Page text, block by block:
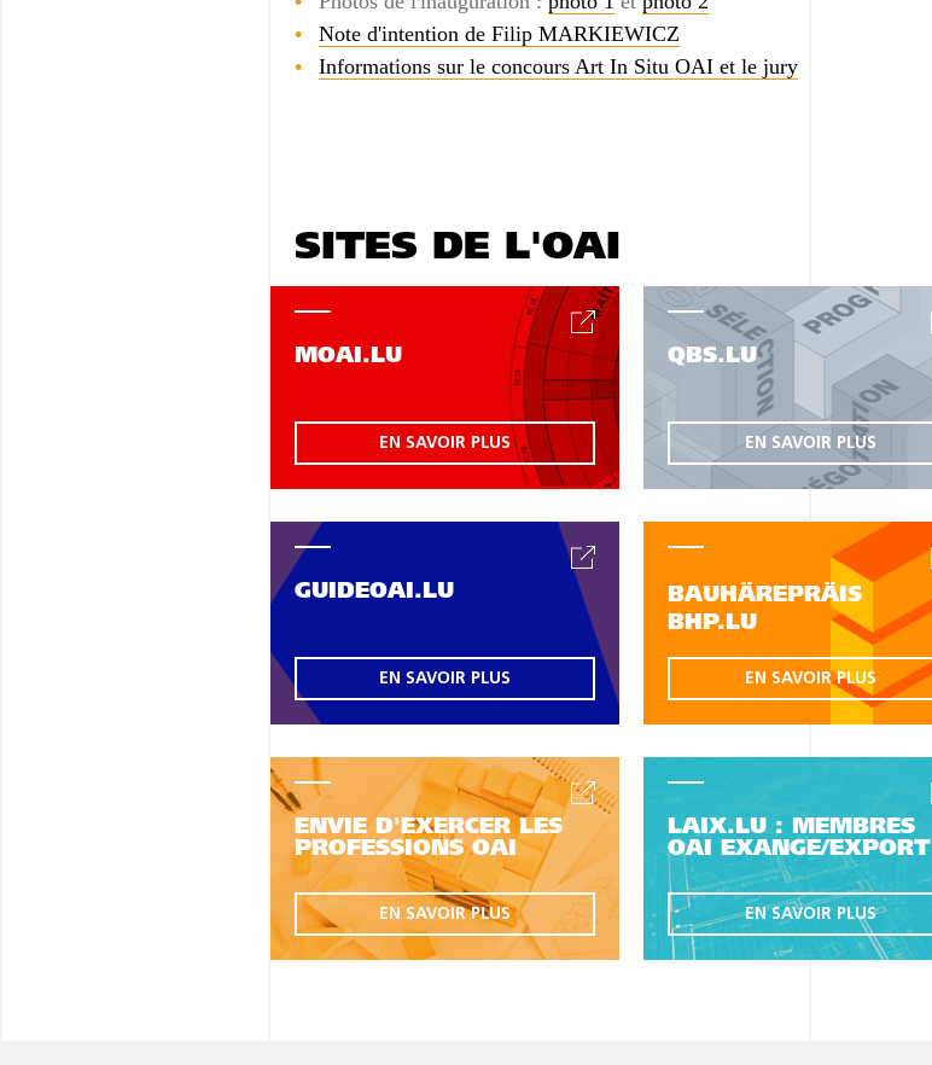
Note d'intention de Filip MARKIEWICZ
Informations sur le concours Art In Situ OAI et le jury
SITES DE L'OAI
MOAI.LU
EN SAVOIR PLUS
QBS.LU
EN SAVOIR PLUS
GUIDEOAI.LU
EN SAVOIR PLUS
BAUHÄREPRÄIS
BHP.LU
EN SAVOIR PLUS
ENVIE D'EXERCER LES
PROFESSIONS OAI
EN SAVOIR PLUS
LAIX.LU : MEMBRES
OAI EXANGE/EXPORT
EN SAVOIR PLUS